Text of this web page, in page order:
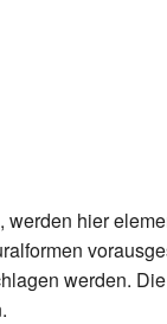
werden hier
werden.